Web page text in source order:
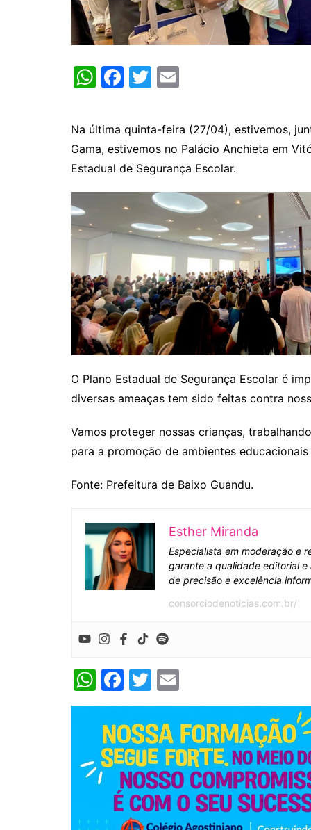
W
at
s
A
p
F
c
e
b
o
o
k
T
itt
er
ai
l
Na última quinta-feira (27/04), estivemos,
Gama, estivemos no Palácio Anchieta em
Estadual de Segurança Escolar.
O Plano Estadual de Segurança Escolar é
diversas ameaças tem sido feitas contra
Vamos proteger nossas crianças,
para a promoção de ambientes
Fonte: Prefeitura de Baixo Guandu.
Esther Miranda
Especialista em moderação e
garante a qualidade editorial
de precisão e excelência
consorciodenoticias.com.br/
W
h
at
s
A
p
p
F
a
c
e
b
o
o
T
w
itt
er
m
ai
l